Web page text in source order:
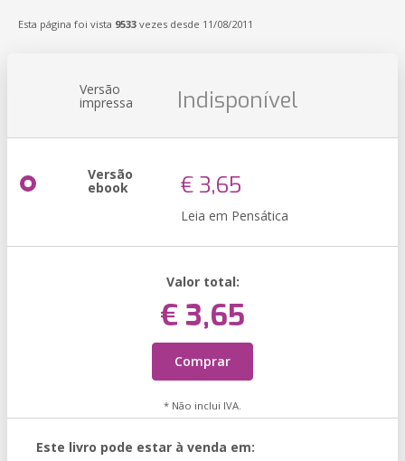
Esta página foi vista 9533 vezes desde 11/08/2011
Versão
impressa Indisponível
Versão
ebook € 3,65
Leia em Pensática
Valor total:
€ 3,65
Comprar
* Não inclui IVA.
Este livro pode estar à venda em: